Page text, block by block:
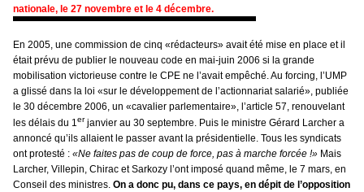
nationale, le 27 novembre et le 4 décembre.
En 2005, une commission de cinq «rédacteurs» avait été mise en place et il
était prévu de publier le nouveau code en mai-juin 2006 si la grande
mobilisation victorieuse contre le CPE ne l’avait empêché. Au forcing, l’UMP
a glissé dans la loi «sur le développement de l’actionnariat salarié», publiée
le 30 décembre 2006, un «cavalier parlementaire», l’article 57, renouvelant
les délais du 1er janvier au 30 septembre. Puis le ministre Gérard Larcher a
annoncé qu’ils allaient le passer avant la présidentielle. Tous les syndicats
ont protesté : «Ne faites pas de coup de force, pas à marche forcée !» Mais
Larcher, Villepin, Chirac et Sarkozy l’ont imposé quand même, le 7 mars, en
Conseil des ministres. On a donc pu, dans ce pays, en dépit de l’opposition